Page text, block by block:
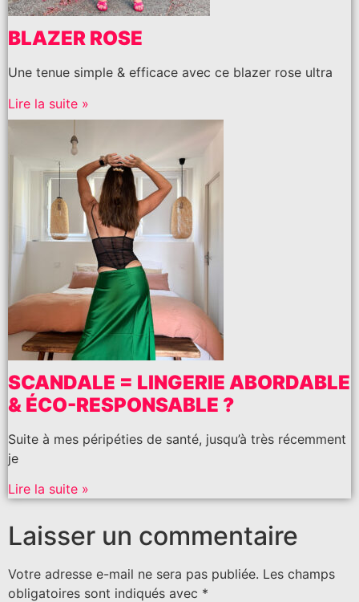
BLAZER ROSE
Une tenue simple & efficace avec ce blazer rose ultra
Lire la suite »
SCANDALE = LINGERIE ABORDABLE
& ÉCO-RESPONSABLE ?
Suite à mes péripéties de santé, jusqu’à très récemment
je
Lire la suite »
Laisser un commentaire
Votre adresse e-mail ne sera pas publiée. Les champs
obligatoires sont indiqués avec *